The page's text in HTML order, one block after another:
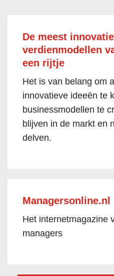
De meest
verdienmodellen
een rijtje
Het is van belang om
innovatieve ideeën te
businessmodellen te
blijven in de markt en
delven.
Managersonline.nl
Het internetmagazine
managers